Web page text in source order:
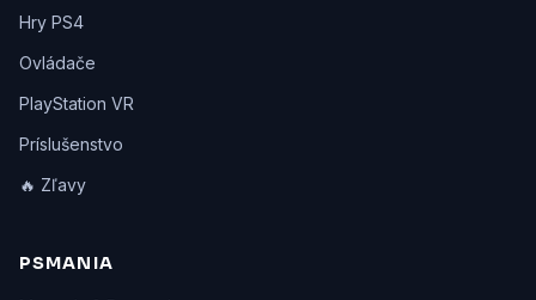
Hry PS4
Ovládače
PlayStation VR
Príslušenstvo
🔥 Zľavy
PSMANIA